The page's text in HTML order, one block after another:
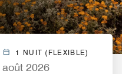
Verona Turning
1 NUIT (FLEXIBLE)
août 2026